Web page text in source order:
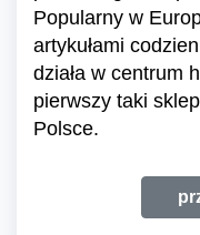
Popularny w
artykułami
działa w centrum
pierwszy taki
Polsce.